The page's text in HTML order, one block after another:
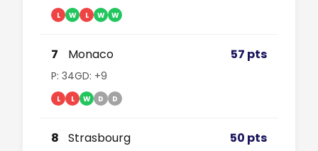
L W L W W
7 Monaco 57 pts
P: 34GD: +9
L L W D D
8 Strasbourg 50 pts